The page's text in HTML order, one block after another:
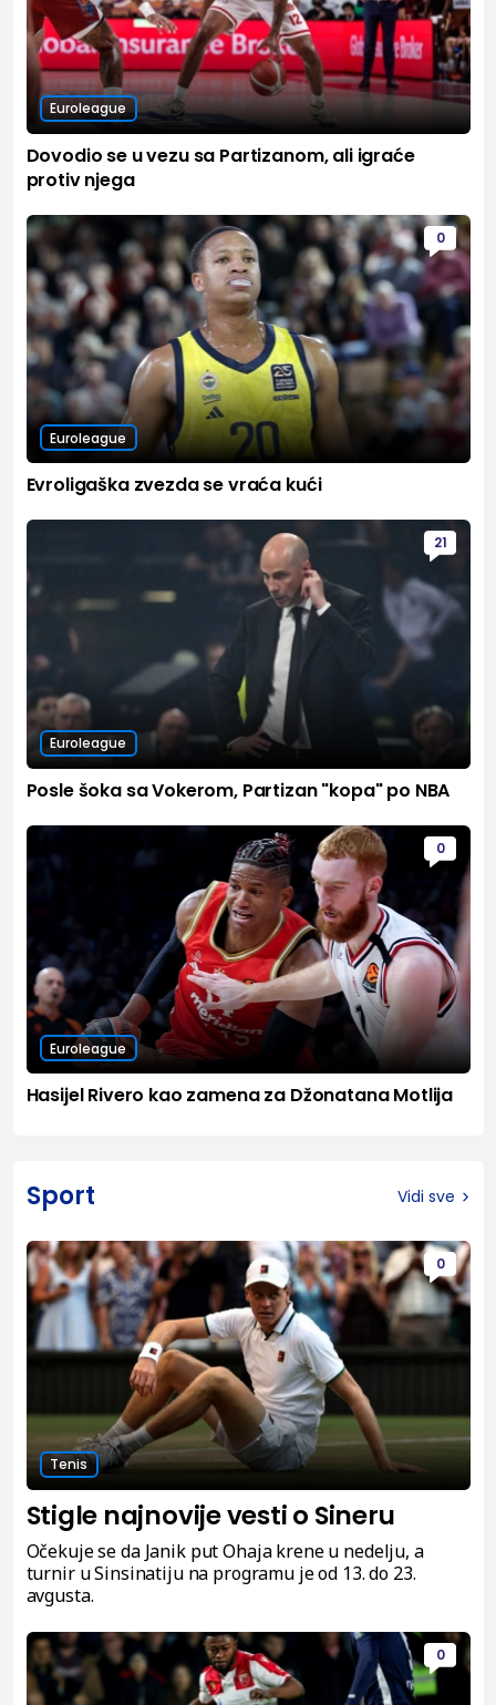
Euroleague
Dovodio se u vezu sa Partizanom, ali igraće
protiv njega
0
Euroleague
Evroligaška zvezda se vraća kući
21
Euroleague
Posle šoka sa Vokerom, Partizan "kopa" po NBA
0
Euroleague
Hasijel Rivero kao zamena za Džonatana Motlija
Sport Vidi sve
0
Tenis
Stigle najnovije vesti o Sineru
Očekuje se da Janik put Ohaja krene u nedelju, a
turnir u Sinsinatiju na programu je od 13. do 23.
avgusta.
0